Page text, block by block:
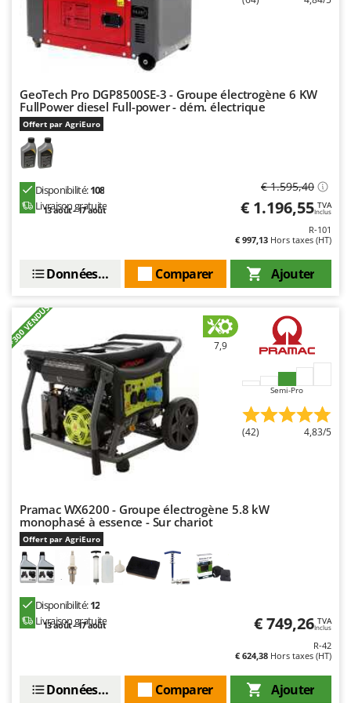
Tondeuses autoportées
Tondeuses débroussailleuses thermiques
Trancheuses
Trancheuses de sol
Transpalettes
Treuils de débardage
Tronçonneuses
V
Vêtements de Sécurité
Vibroculteurs à tracteur
Lampacrescia - MGM
Landxcape
LAR Casalinghi
Linea VZ
Lisam
Lotusgrill
M
M.A.I.BO.
Makita
Marcato
Marina Systems
Master
Mastercook
Masterpro
McCulloch
MCH
Mille
Minox
Mockmill
More than chef
MOVA
GeoTech Pro DGP8500SE-3 - Groupe électrogène 6 KW
FullPower diesel Full-power - dém. électrique
Offert par AgriEuro
Disponibilité:108
Livraison gratuite
13 août - 17 août
€ 1.595,40
€ 1.196,55 TVA
Inclus
R-101
€ 997,13 Hors taxes (HT)
Ajouter
Comparer
Données techniques
+300 VENDUS 7,9
Semi-Pro
(42) 4,83/5
Pramac WX6200 - Groupe électrogène 5.8 kW
monophasé à essence - Sur chariot
Offert par AgriEuro
Disponibilité:12
Livraison gratuite
13 août - 17 août € 749,26 TVA
Inclus
R-42
€ 624,38 Hors taxes (HT)
Ajouter
Comparer
Données techniques